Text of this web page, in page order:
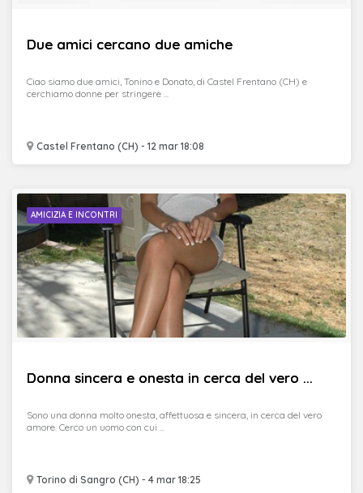
Due amici cercano due amiche
Castel Frentano (CH) - 12 mar 18:08
Ciao siamo due amici, Tonino e Donato, di Castel Frentano (CH) e
cerchiamo donne per stringere ...
AMICIZIA E INCONTRI
Donna sincera e onesta in cerca del vero ...
Torino di Sangro (CH) - 4 mar 18:25
Sono una donna molto onesta, affettuosa e sincera, in cerca del vero
amore. Cerco un uomo con cui ...